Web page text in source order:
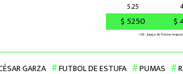
GARZA FUTBOL DE ESTUFA PUMAS